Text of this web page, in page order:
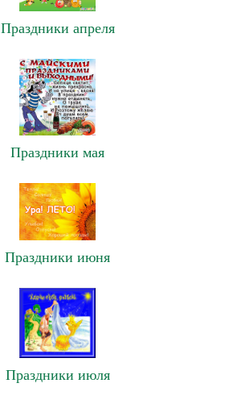
Праздники апреля
Праздники мая
Праздники июня
Праздники июля